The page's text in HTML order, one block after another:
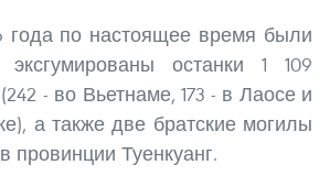
года по настоящее время были
останки 1 109
- во Вьетнаме, 173 - в Лаосе и
а также две братские могилы
провинции Туенкуанг.